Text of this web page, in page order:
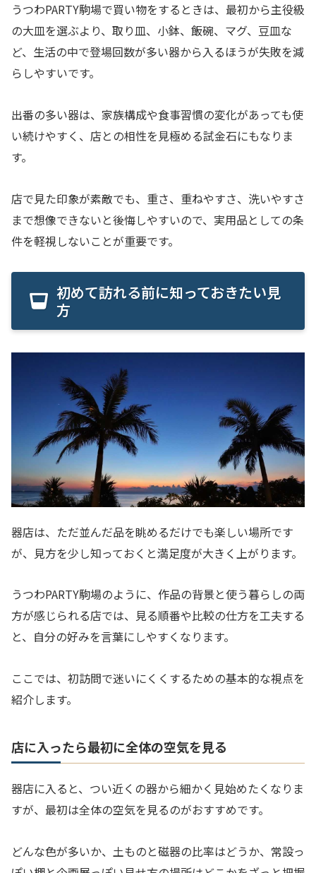
うつわPARTY駒場で買い物をするときは、最初から主役級
の大皿を選ぶより、取り皿、小鉢、飯碗、マグ、豆皿な
ど、生活の中で登場回数が多い器から入るほうが失敗を減
らしやすいです。
出番の多い器は、家族構成や食事習慣の変化があっても使
い続けやすく、店との相性を見極める試金石にもなりま
す。
店で見た印象が素敵でも、重さ、重ねやすさ、洗いやすさ
まで想像できないと後悔しやすいので、実用品としての条
件を軽視しないことが重要です。
初めて訪れる前に知っておきたい見
方
器店は、ただ並んだ品を眺めるだけでも楽しい場所です
が、見方を少し知っておくと満足度が大きく上がります。
うつわPARTY駒場のように、作品の背景と使う暮らしの両
方が感じられる店では、見る順番や比較の仕方を工夫する
と、自分の好みを言葉にしやすくなります。
ここでは、初訪問で迷いにくくするための基本的な視点を
紹介します。
店に入ったら最初に全体の空気を見る
器店に入ると、つい近くの器から細かく見始めたくなりま
すが、最初は全体の空気を見るのがおすすめです。
どんな色が多いか、土ものと磁器の比率はどうか、常設っ